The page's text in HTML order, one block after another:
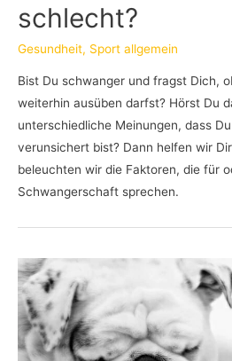
schlecht?
Gesundheit, Sport allgemein
Bist Du schwanger und fragst Dich,
weiterhin ausüben darfst? Hörst Du
unterschiedliche Meinungen, dass
verunsichert bist? Dann helfen wir
beleuchten wir die Faktoren, die für
Schwangerschaft sprechen.